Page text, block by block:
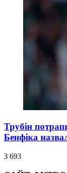
Трубін
Бенфіка
3 693